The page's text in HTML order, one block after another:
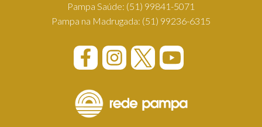
Pampa Saúde: (51) 99841-5071
Pampa na Madrugada: (51) 99236-6315